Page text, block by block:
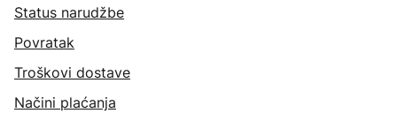
Status narudžbe
Povratak
Troškovi dostave
Načini plaćanja